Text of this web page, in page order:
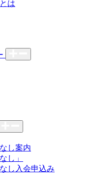
は
し案内
し」
し入会申込み